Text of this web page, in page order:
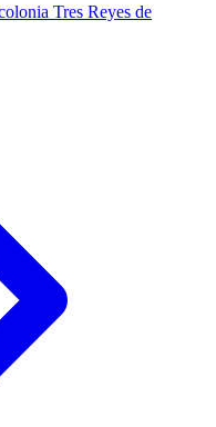
Tres Reyes de